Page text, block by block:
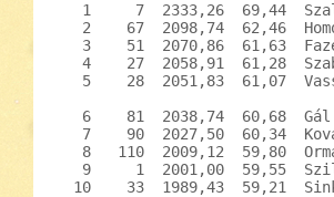
1     7  2333,26  69,44
2    67  2098,74  62,46
3    51  2070,86  61,63
4    27  2058,91  61,28
5    28  2051,83  61,07
6    81  2038,74  60,68
7    90  2027,50  60,34
8   110  2009,12  59,80
9     1  2001,00  59,55
10    33  1989,43  59,21